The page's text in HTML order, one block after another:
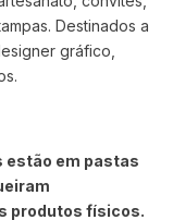
Destinados a
gráfico,
estão em pastas
produtos físicos.